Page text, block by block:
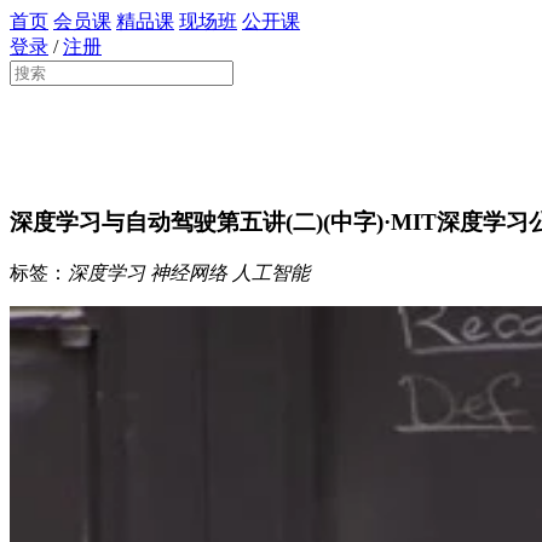
首页 会员课 精品课 现场班 公开课
登录 /注册
深度学习与自动驾驶第五讲(二)(中字)·MIT深度学习
标签： 深度学习 神经网络 人工智能